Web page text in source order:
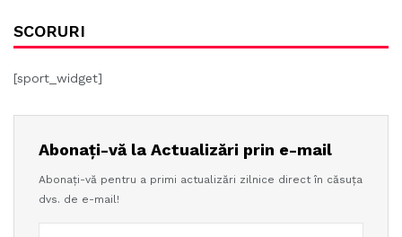
SCORURI
[sport_widget]
Abonați-vă la Actualizări prin e-mail
Abonați-vă pentru a primi actualizări zilnice direct în căsuța
dvs. de e-mail!